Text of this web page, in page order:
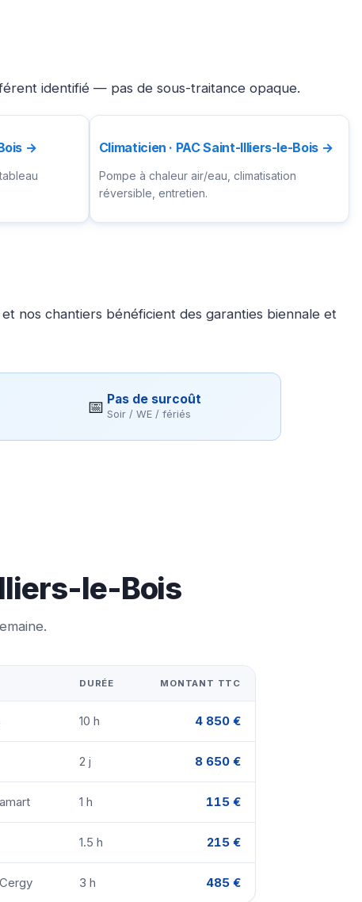
identifié — pas de sous-traitance opaque.
→ Climaticien · PAC Saint-Illiers-le-Bois →
Pompe à chaleur air/eau, climatisation
réversible, entretien.
nos chantiers bénéficient des garanties biennale et
📅 Pas de surcoût
Soir / WE / fériés
le-Bois
DURÉE MONTANT TTC
10 h 4 850 €
2 j 8 650 €
1 h 115 €
1.5 h 215 €
3 h 485 €